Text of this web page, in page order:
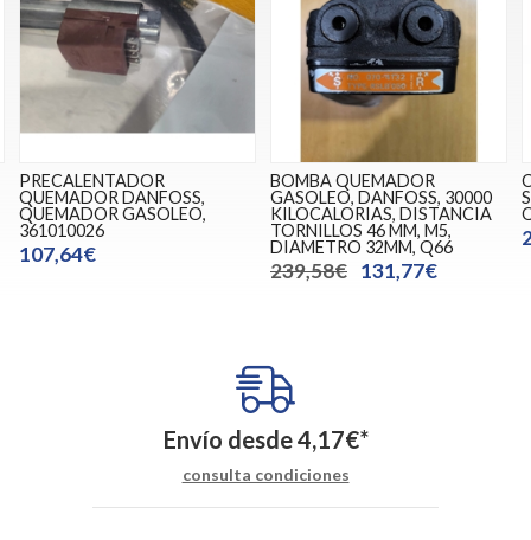
PRECALENTADOR
QUEMADOR DANFOSS,
QUEMADOR GASOLEO,
361010026
107,64€
BOMBA QUEMADOR
GASOLEO, DANFOSS, 30000
KILOCALORIAS, DISTANCIA
TORNILLOS 46 MM, M5,
DIAMETRO 32MM, Q66
239,58€ 131,77€
Envío desde4,17€*
consulta condiciones